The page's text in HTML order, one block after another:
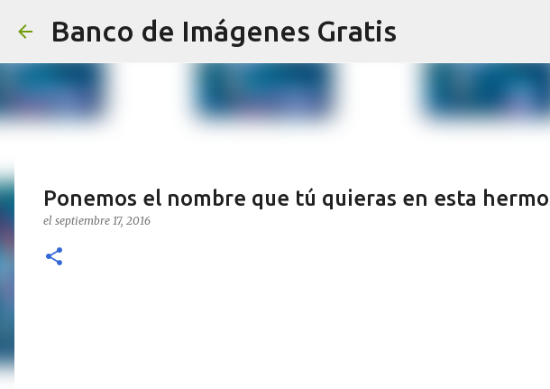
Banco de Imágenes Gratis
Ponemos el nombre que tú quieras en esta
el septiembre 17, 2016